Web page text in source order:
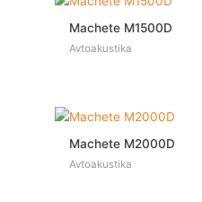
Machete M1500D
Avtoakustika
Machete M2000D
Avtoakustika